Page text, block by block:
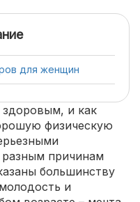
для женщин
и как
физическую
разным причинам
большинству
и